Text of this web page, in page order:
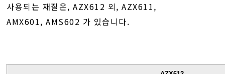
사용되는 재질은, AZX612 외, AZX611,
AMX601, AMS602 가 있습니다.